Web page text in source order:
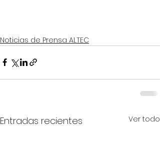
Noticias de Prensa ALTEC
Entradas recientes Ver todo